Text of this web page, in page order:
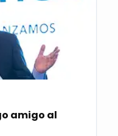
amigo al